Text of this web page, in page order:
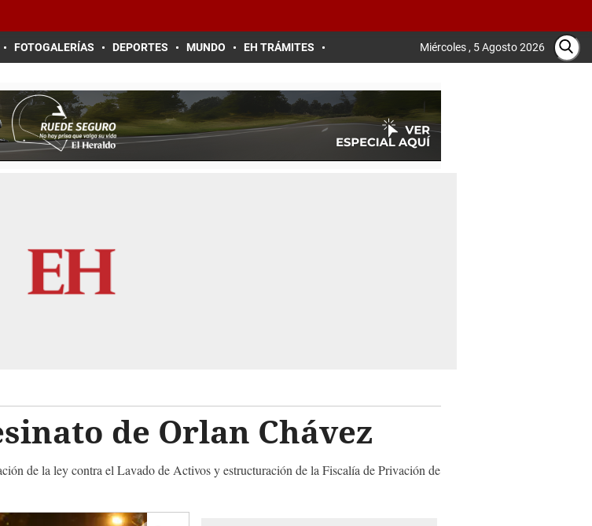
FOTOGALERÍAS DEPORTES MUNDO EH TRÁMITES Miércoles , 5 Agosto 2026
de Orlan Chávez
de la ley contra el Lavado de Activos y estructuración de la Fiscalía de Privación de